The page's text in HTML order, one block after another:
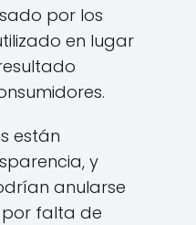
por los
en lugar
están
y
anularse
falta de